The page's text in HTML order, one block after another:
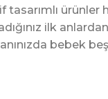
ürünler
ilk
bebek